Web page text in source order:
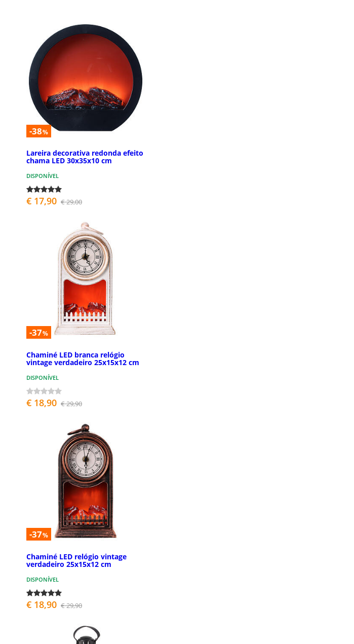
-38%
Lareira decorativa redonda efeito
chama LED 30x35x10 cm
DISPONÍVEL
€ 17,90 € 29,00
-37%
Chaminé LED branca relógio
vintage verdadeiro 25x15x12 cm
DISPONÍVEL
€ 18,90 € 29,90
-37%
Chaminé LED relógio vintage
verdadeiro 25x15x12 cm
DISPONÍVEL
€ 18,90 € 29,90